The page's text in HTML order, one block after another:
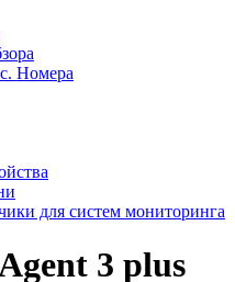
Номера
для систем мониторинга
3 plus